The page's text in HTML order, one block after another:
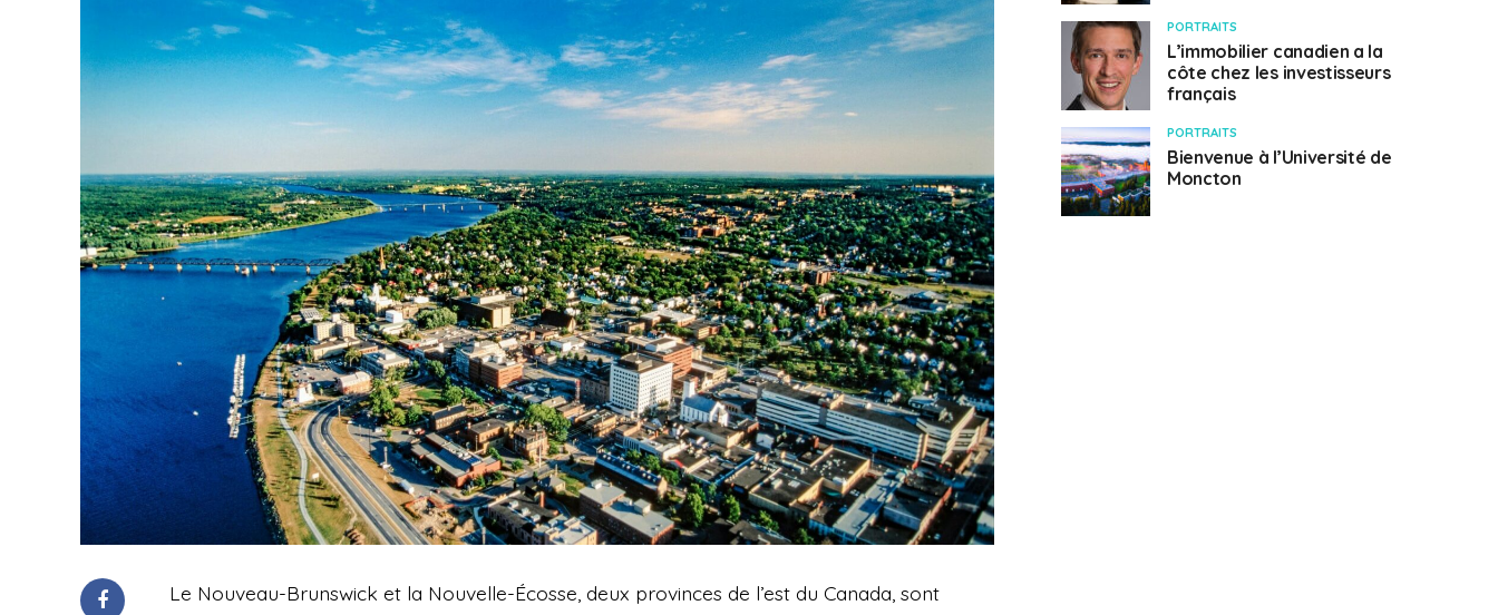
Le Nouveau-Brunswick et la Nouvelle-Écosse, deux provinces de l’est du Canada, sont
PORTRAITS
L’immobilier canadien a la
côte chez les investisseurs
français
PORTRAITS
Bienvenue à l’Université de
Moncton